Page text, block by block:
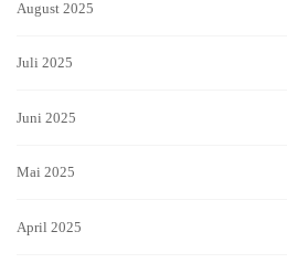
August 2025
Juli 2025
Juni 2025
Mai 2025
April 2025